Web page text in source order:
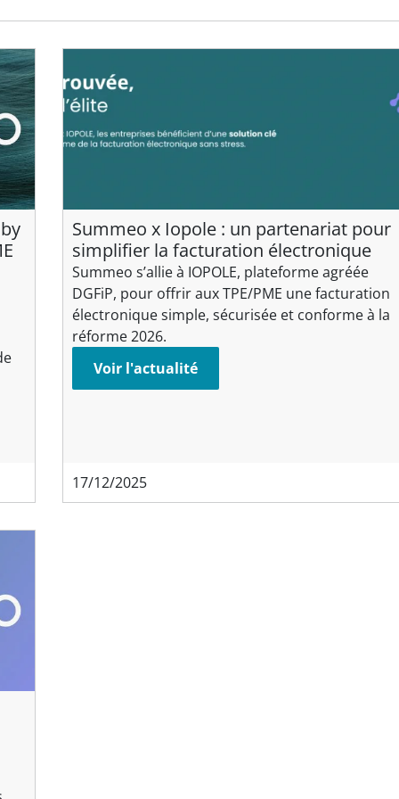
Summeo x Iopole : un partenariat pour
simplifier la facturation électronique
Summeo s’allie à IOPOLE, plateforme agréée
DGFiP, pour offrir aux TPE/PME une facturation
électronique simple, sécurisée et conforme à la
réforme 2026.
Voir l'actualité
17/12/2025